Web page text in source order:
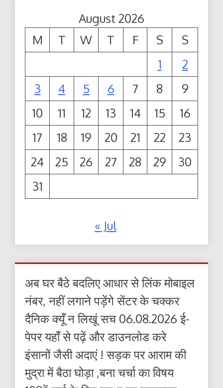
August 2026
M
T W T F S
S
1
2
3
4 5 6 7 8
9
10
11 12 13 14 15
16
17
18 19 20 21 22
23
24
25 26 27 28 29
30
31
« Jul
अब घर बैठे बदलिए आधार से लिंक मोबाइल
नंबर, नहीं लगाने पड़ेंगे सेंटर के चक्कर
दैनिक क्यूँ न लिखूं सच 06.08.2026 ई-
पेपर यहाँ से पढ़ें और डाउनलोड करे
इंसानों जैसी अदाएं ! सड़क पर आराम की
मुद्रा में बैठा घोड़ा ,बना चर्चा का विषय